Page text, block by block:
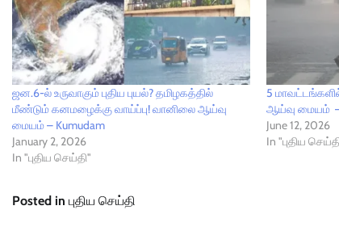
ஜன.6-ல் உருவாகும் புதிய புயல்? தமிழகத்தில்
மீண்டும் கனமழைக்கு வாய்ப்பு! வானிலை ஆய்வு
மையம் – Kumudam
January 2, 2026
In "புதிய செய்தி"
5
ஆய்வு மையம் –
June 12, 2026
In "புதிய
Posted in புதிய செய்தி